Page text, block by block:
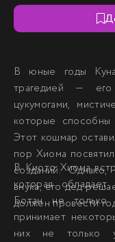
В юные годы
трагедией —
цукумогами,
которые способны
Этот кошмар
пор Хиома
созданий.
внука, его дед
должен провести
В Киото Хиома
которая обладает
Ботан не
принимает
них не только